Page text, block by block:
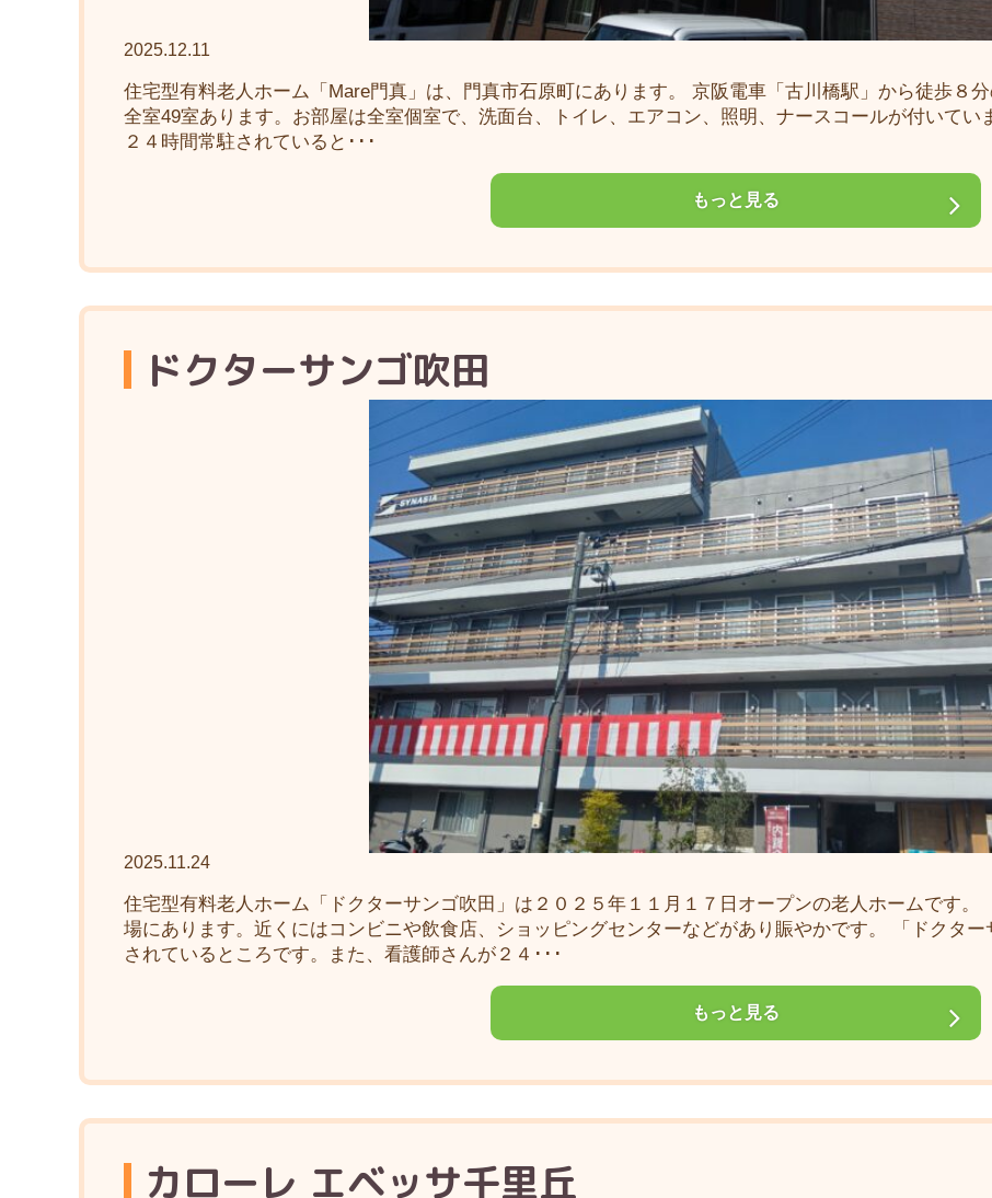
2025.12.11
住宅型有料老人ホーム「Mare門真」は、門真市石原町にあります。 京阪電車「古川橋駅」から徒歩８
全室49室あります。お部屋は全室個室で、洗面台、トイレ、エアコン、照明、ナースコールが付いて
２４時間常駐されていると･･･
もっと見る
ドクターサンゴ吹田
2025.11.24
住宅型有料老人ホーム「ドクターサンゴ吹田」は２０２５年１１月１７日オープンの老人ホームです
場にあります。近くにはコンビニや飲食店、ショッピングセンターなどがあり賑やかです。 「ドクタ
されているところです。また、看護師さんが２４･･･
もっと見る
カローレ エベッサ千里丘